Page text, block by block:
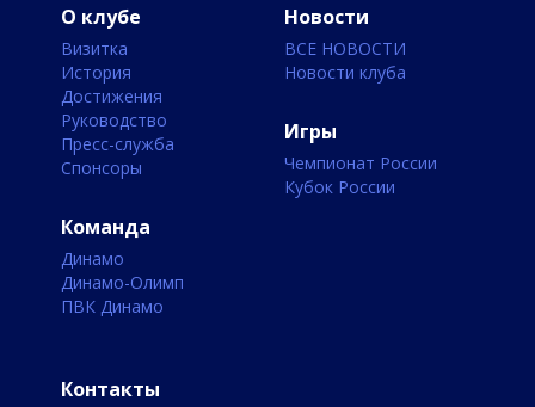
О клубе
Визитка
История
Достижения
Руководство
Пресс-служба
Спонсоры
Команда
Динамо
Динамо-Олимп
ПВК Динамо
Новости
ВСЕ НОВОСТИ
Новости клуба
Игры
Чемпионат России
Кубок России
Контакты